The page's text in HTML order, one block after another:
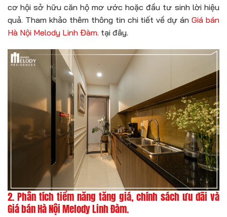
cơ hội sở hữu căn hộ mơ ước hoặc đầu tư sinh lời hiệu
quả. Tham khảo thêm thông tin chi tiết về dự ánGiá bán
Hà Nội Melody Linh Đàm. tại đây.
2. Phân tích tiềm năng tăng giá, chính sách ưu đãi và
Giá bán Hà Nội Melody Linh Đàm.